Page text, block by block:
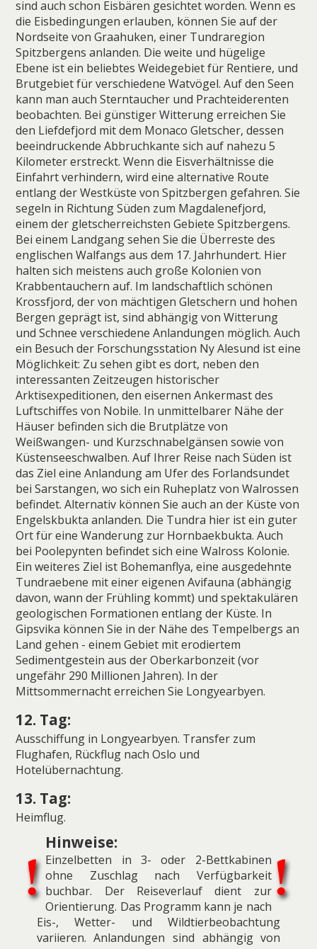
sind auch schon Eisbären gesichtet worden. Wenn es
die Eisbedingungen erlauben, können Sie auf der
Nordseite von Graahuken, einer Tundraregion
Spitzbergens anlanden. Die weite und hügelige
Ebene ist ein beliebtes Weidegebiet für Rentiere, und
Brutgebiet für verschiedene Watvögel. Auf den Seen
kann man auch Sterntaucher und Prachteiderenten
beobachten. Bei günstiger Witterung erreichen Sie
den Liefdefjord mit dem Monaco Gletscher, dessen
beeindruckende Abbruchkante sich auf nahezu 5
Kilometer erstreckt. Wenn die Eisverhältnisse die
Einfahrt verhindern, wird eine alternative Route
entlang der Westküste von Spitzbergen gefahren. Sie
segeln in Richtung Süden zum Magdalenefjord,
einem der gletscherreichsten Gebiete Spitzbergens.
Bei einem Landgang sehen Sie die Überreste des
englischen Walfangs aus dem 17. Jahrhundert. Hier
halten sich meistens auch große Kolonien von
Krabbentauchern auf. Im landschaftlich schönen
Krossfjord, der von mächtigen Gletschern und hohen
Bergen geprägt ist, sind abhängig von Witterung
und Schnee verschiedene Anlandungen möglich. Auch
ein Besuch der Forschungsstation Ny Alesund ist eine
Möglichkeit: Zu sehen gibt es dort, neben den
interessanten Zeitzeugen historischer
Arktisexpeditionen, den eisernen Ankermast des
Luftschiffes von Nobile. In unmittelbarer Nähe der
Häuser befinden sich die Brutplätze von
Weißwangen- und Kurzschnabelgänsen sowie von
Küstenseeschwalben. Auf Ihrer Reise nach Süden ist
das Ziel eine Anlandung am Ufer des Forlandsundet
bei Sarstangen, wo sich ein Ruheplatz von Walrossen
befindet. Alternativ können Sie auch an der Küste von
Engelskbukta anlanden. Die Tundra hier ist ein guter
Ort für eine Wanderung zur Hornbaekbukta. Auch
bei Poolepynten befindet sich eine Walross Kolonie.
Ein weiteres Ziel ist Bohemanflya, eine ausgedehnte
Tundraebene mit einer eigenen Avifauna (abhängig
davon, wann der Frühling kommt) und spektakulären
geologischen Formationen entlang der Küste. In
Gipsvika können Sie in der Nähe des Tempelbergs an
Land gehen - einem Gebiet mit erodiertem
Sedimentgestein aus der Oberkarbonzeit (vor
ungefähr 290 Millionen Jahren). In der
Mittsommernacht erreichen Sie Longyearbyen.
12. Tag:
Ausschiffung in Longyearbyen. Transfer zum
Flughafen, Rückflug nach Oslo und
Hotelübernachtung.
13. Tag:
Heimflug.
Hinweise:
Einzelbetten in 3- oder 2-Bettkabinen
ohne Zuschlag nach Verfügbarkeit
buchbar. Der Reiseverlauf dient zur
Orientierung. Das Programm kann je nach
Eis-, Wetter- und Wildtierbeobachtung
variieren. Anlandungen sind abhängig von